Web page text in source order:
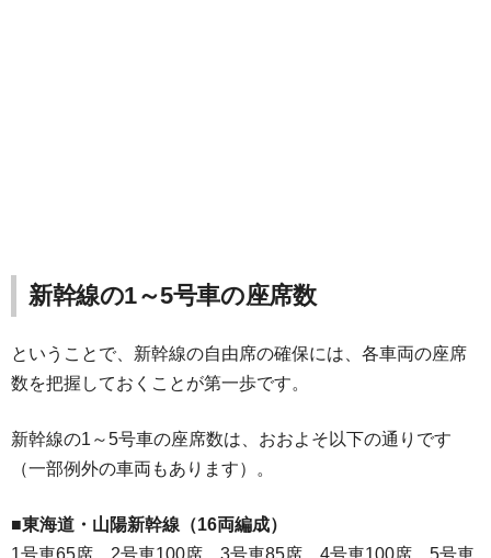
新幹線の1～5号車の座席数
ということで、新幹線の自由席の確保には、各車両の座席
数を把握しておくことが第一歩です。
新幹線の1～5号車の座席数は、おおよそ以下の通りです
（一部例外の車両もあります）。
■東海道・山陽新幹線（16両編成）